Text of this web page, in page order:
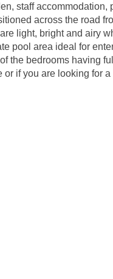
staff accommodation,
across the road
light, bright and airy
pool area ideal for
the bedrooms having
if you are looking for